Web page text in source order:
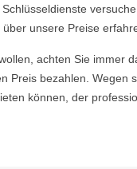
unsere Preise
achten Sie immer
Preis bezahlen.
können, der